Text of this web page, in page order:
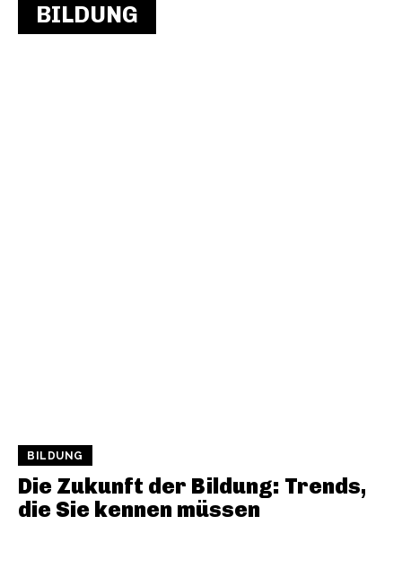
BILDUNG
BILDUNG
Die Zukunft der Bildung: Trends,
die Sie kennen müssen